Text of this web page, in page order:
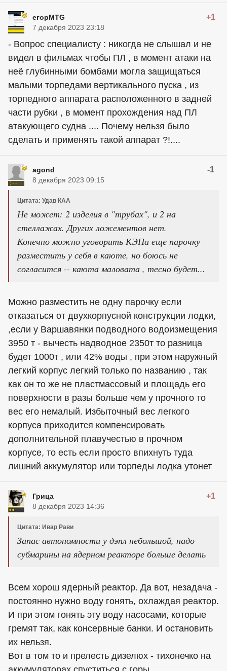
егорMTG +1
7 декабря 2023 23:18
- Вопрос специалисту : никогда не слышал и не
видел в фильмах чтобы ПЛ , в момент атаки на
неё глубинными бомбами могла защищаться
малыми торпедами вертикального пуска , из
торпедного аппарата расположенного в задней
части рубки , в момент прохождения над ПЛ
атакующего судна .... Почему нельзя было
сделать и применять такой аппарат ?!....
agond -1
8 декабря 2023 09:15
Цитата: Удав КАА
Не может: 2 изделия в "трубах", и 2 на
стеллажах. Других ложементов нет.
Конечно можно уговорить КЭПа еще парочку
разместить у себя в каюте, но боюсь не
согласится -- каюта маловата , тесно будет...
Можно разместить не одну парочку если
отказаться от двухкорпусной конструкции лодки,
,если у Варшавянки подводного водоизмещения
3950 т - вычесть надводное 2350т то разница
будет 1000т , или 42% воды , при этом наружный
легкий корпус легкий только по названию , так
как он то же не пластмассовый и площадь его
поверхности в разы больше чем у прочного то
вес его немалый. Избыточный вес легкого
корпуса приходится компенсировать
дополнительной плавучестью в прочном
корпусе, то есть если просто впихнуть туда
лишний аккумулятор или торпеды лодка утонет
Грица +1
8 декабря 2023 14:36
Цитата: Ивар Рави
Запас автономности у дэпл небольшой, надо
субмарины на ядерном реакторе больше делать
Всем хорош ядерный реактор. Да вот, незадача -
постоянно нужно воду гонять, охлаждая реактор.
И при этом гонять эту воду насосами, которые
гремят так, как консервные банки. И остановить
их нельзя.
Вот в том то и прелесть дизелюх - тихонечко на